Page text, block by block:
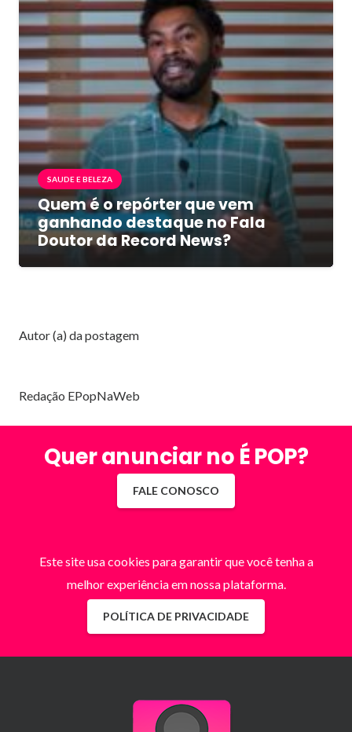
SAUDE E BELEZA
Quem é o repórter que vem
ganhando destaque no Fala
Doutor da Record News?
Autor (a) da postagem
Redação EPopNaWeb
Quer anunciar no É POP?
FALE CONOSCO
Este site usa cookies para garantir que você tenha a
melhor experiência em nossa plataforma.
POLÍTICA DE PRIVACIDADE